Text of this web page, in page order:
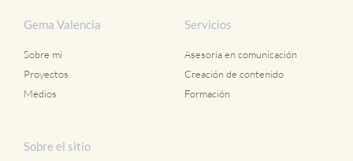
Gema Valencia
Sobre mi
Proyectos
Medios
Servicios
Asesoría en comunicación
Creación de contenido
Formación
Sobre el sitio